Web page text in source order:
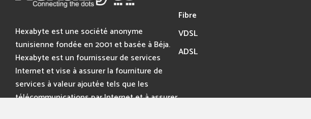
Hexabyte est une société anonyme
tunisienne fondée en 2001 et basée à Béja.
Hexabyte est un fournisseur de services
Internet et vise à assurer la fourniture de
services à valeur ajoutée tels que les
télécommunications par Internet et à assurer
Fibre
VDSL
ADSL